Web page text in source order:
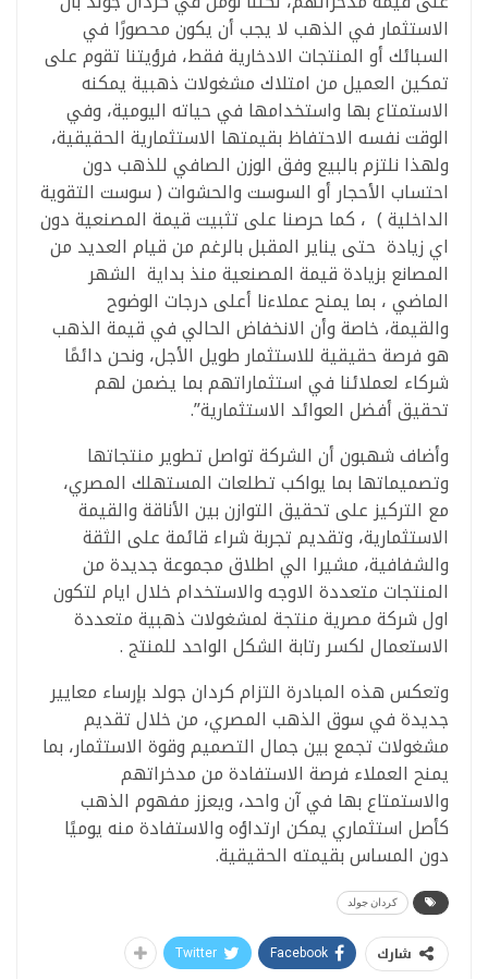
الاستثمار في الذهب لا يجب أن يكون محصورًا في
السبائك أو المنتجات الادخارية فقط، فرؤيتنا تقوم على
تمكين العميل من امتلاك مشغولات ذهبية يمكنه
الاستمتاع بها واستخدامها في حياته اليومية، وفي
الوقت نفسه الاحتفاظ بقيمتها الاستثمارية الحقيقية،
ولهذا نلتزم بالبيع وفق الوزن الصافي للذهب دون
احتساب الأحجار أو السوست والحشوات ( سوست التقوية
الداخلية ) ، كما حرصنا على تثبيت قيمة المصنعية دون
اي زيادة حتى يناير المقبل بالرغم من قيام العديد من
المصانع بزيادة قيمة المصنعية منذ بداية الشهر
الماضي ، بما يمنح عملاءنا أعلى درجات الوضوح
والقيمة، خاصة وأن الانخفاض الحالي في قيمة الذهب
هو فرصة حقيقية للاستثمار طويل الأجل، ونحن دائمًا
شركاء لعملائنا في استثماراتهم بما يضمن لهم
تحقيق أفضل العوائد الاستثمارية”.
وأضاف شهبون أن الشركة تواصل تطوير منتجاتها
وتصميماتها بما يواكب تطلعات المستهلك المصري،
مع التركيز على تحقيق التوازن بين الأناقة والقيمة
الاستثمارية، وتقديم تجربة شراء قائمة على الثقة
والشفافية، مشيرا الي اطلاق مجموعة جديدة من
المنتجات متعددة الاوجه والاستخدام خلال ايام لتكون
اول شركة مصرية منتجة لمشغولات ذهبية متعددة
الاستعمال لكسر رتابة الشكل الواحد للمنتج .
وتعكس هذه المبادرة التزام كردان جولد بإرساء معايير
جديدة في سوق الذهب المصري، من خلال تقديم
مشغولات تجمع بين جمال التصميم وقوة الاستثمار، بما
يمنح العملاء فرصة الاستفادة من مدخراتهم
والاستمتاع بها في آن واحد، ويعزز مفهوم الذهب
كأصل استثماري يمكن ارتداؤه والاستفادة منه يوميًا
دون المساس بقيمته الحقيقية.
كردان جولد
شارك Facebook
Twitter